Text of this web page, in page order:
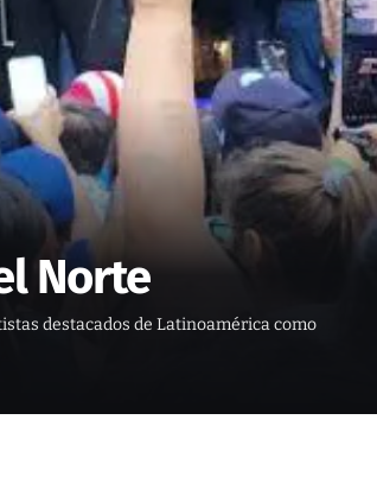
Norte
destacados de Latinoamérica como